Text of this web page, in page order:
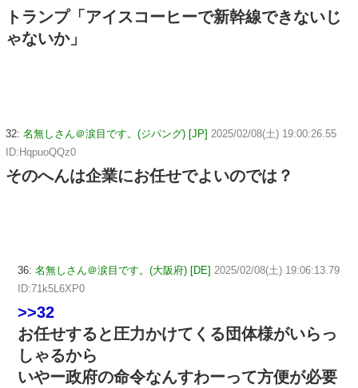
トランプ「アイスコーヒーで新幹線できないじ
ゃないか」
32: 名無しさん＠涙目です。(ジパング) [JP] 2025/02/08(土) 19:00:26.55
ID:HqpuoQQz0
そのへんは企業にお任せでよいのでは？
36: 名無しさん＠涙目です。(大阪府) [DE] 2025/02/08(土) 19:06:13.79
ID:71k5L6XP0
>>32
お任せすると圧力かけてくる団体様がいらっ
しゃるから
いやー政府の命令なんすわーって方便が必要